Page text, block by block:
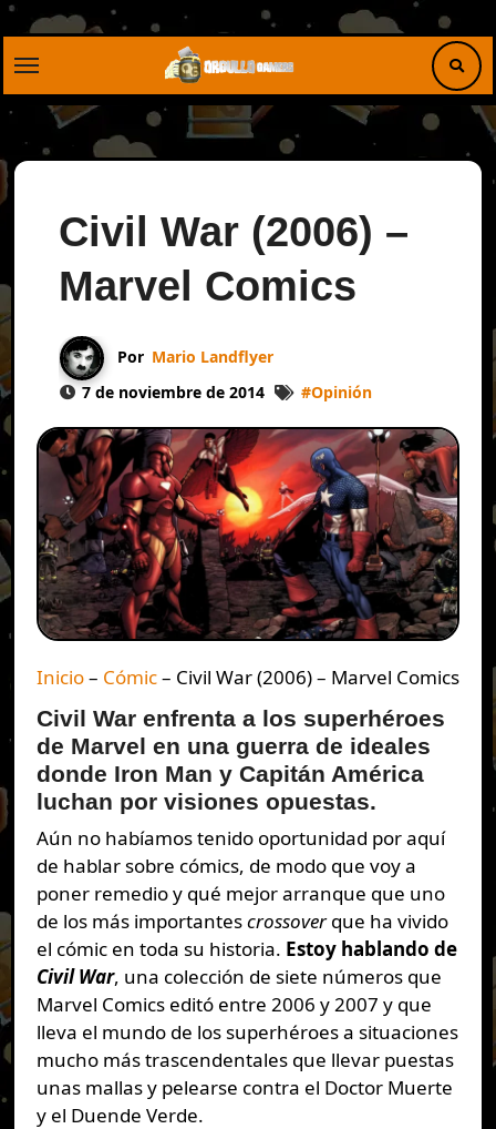
Saltar
Civil War (2006) –
Marvel Comics
Por Mario Landflyer
7 de noviembre de 2014
#Opinión
Inicio– Cómic– Civil War (2006) – Marvel Comics
Civil War enfrenta a los superhéroes
de Marvel en una guerra de ideales
donde Iron Man y Capitán América
luchan por visiones opuestas.
Aún no habíamos tenido oportunidad por aquí
de hablar sobre cómics, de modo que voy a
poner remedio y qué mejor arranque que uno
de los más importantescrossoverque ha vivido
el cómic en toda su historia. Estoy hablando de
Civil War, una colección de siete números que
Marvel Comics editó entre 2006 y 2007 y que
lleva el mundo de los superhéroes a situaciones
mucho más trascendentales que llevar puestas
unas mallas y pelearse contra el Doctor Muerte
y el Duende Verde.